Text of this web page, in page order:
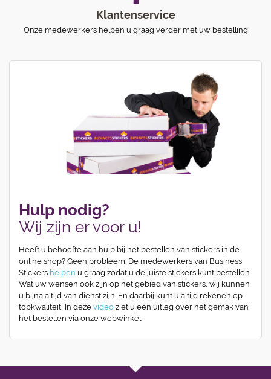
Klantenservice
Onze medewerkers helpen u graag verder met uw bestelling
Hulp nodig?
Wij zijn er voor u!
Heeft u behoefte aan hulp bij het bestellen van stickers in de
online shop? Geen probleem. De medewerkers van Business
Stickers helpen u graag zodat u de juiste stickers kunt bestellen.
Wat uw wensen ook zijn op het gebied van stickers, wij kunnen
u bijna altijd van dienst zijn. En daarbij kunt u altijd rekenen op
topkwaliteit! In deze video ziet u een uitleg over het gemak van
het bestellen via onze webwinkel.